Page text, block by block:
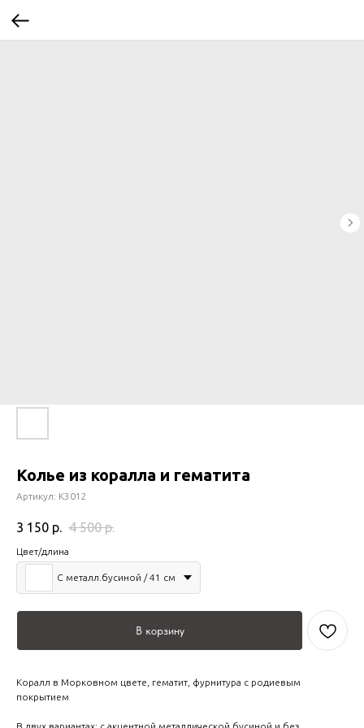
Колье из коралла и гематита
Артикул: К3012
3 150 р. 4 500 р.
Цвет/длина
С металл.бусиной / 41 см
В корзину
Коралл в Морковном цвете, гематит, фурнитура с родиевым
покрытием